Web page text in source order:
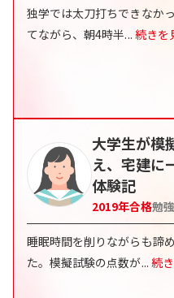
独学では太刀打ちできなか
てながら、朝4時半... 続き
大学生が模
え、宅建に
体験記
2019年合格勉
睡眠時間を削りながらも諦
た。模擬試験の点数が... 続